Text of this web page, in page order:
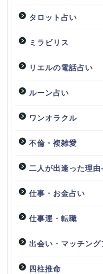
タロット占い
ミラビリス
リエルの電話占い
ルーン占い
ワンオラクル
不倫・複雑愛
二人が出逢った理
仕事・お金占い
仕事運・転職
出会い・マッチング
四柱推命